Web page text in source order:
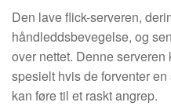
Den lave flick-serveren,
håndleddsbevegelse, og
over nettet. Denne
spesielt hvis de forventer
kan føre til et raskt angrep.